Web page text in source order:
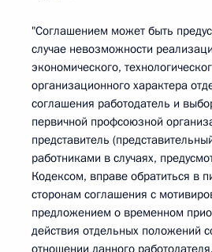
"Соглашением может быть
случае невозможности
экономического,
организационного характера
соглашения работодатель и
первичной профсоюзной
представитель
работниками в случаях,
Кодексом, вправе обратиться в
сторонам соглашения с
предложением о временном
действия отдельных положений
отношении данного